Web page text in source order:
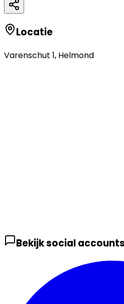
Locatie
Varenschut 1, Helmond
Bekijk social accounts